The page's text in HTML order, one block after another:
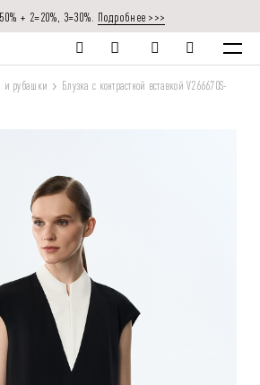
+ 2=20%, 3=30%. Подробнее >>>
и рубашки
Блузка с контрастной вставкой V266670S-